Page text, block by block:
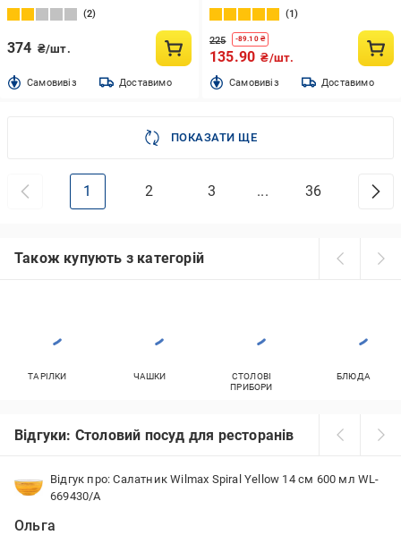
2
374 ₴/шт.
Cамовивіз Доставимо
1
225 -89.10₴
135.90 ₴/шт.
Cамовивіз Доставимо
ПОКАЗАТИ ЩЕ
1 2 3 ... 36
Також купують з категорій
ТАРІЛКИ ЧАШКИ
СТОЛОВІ
ПРИБОРИ
БЛЮДА
Відгуки: Столовий посуд для ресторанів
Відгук про: Салатник Wilmax Spiral Yellow 14 см 600 мл WL-
669430/A
Ольга